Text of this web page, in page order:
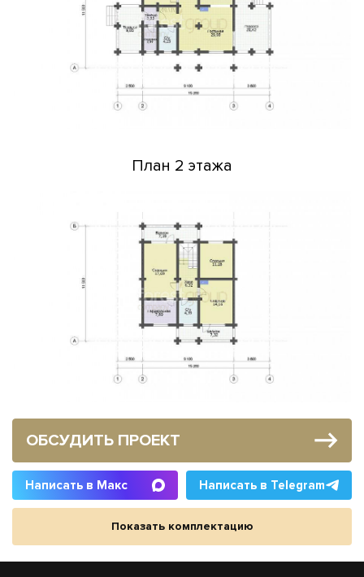
План 2 этажа
ОБСУДИТЬ ПРОЕКТ
Написать в Макс Написать в Telegram
Показать комплектацию